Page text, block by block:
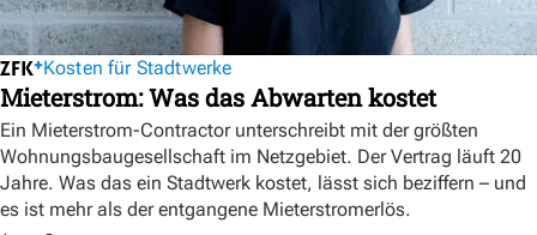
Kosten für Stadtwerke
Mieterstrom: Was das Abwarten kostet
Ein Mieterstrom-Contractor unterschreibt mit der größten
Wohnungsbaugesellschaft im Netzgebiet. Der Vertrag läuft 20
Jahre. Was das ein Stadtwerk kostet, lässt sich beziffern – und
es ist mehr als der entgangene Mieterstromerlös.